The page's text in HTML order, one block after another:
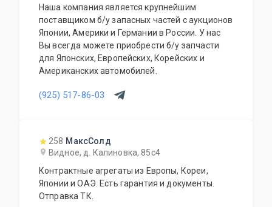
Наша компания является крупнейшим
поставщиком б/у запасных частей с аукционов
Японии, Америки и Германии в России. У нас
Вы всегда можете приобрести б/у запчасти
для Японских, Европейских, Корейских и
Американских автомобилей.
(925) 517-86-03
258 МаксСолд
Видное, д. Калиновка, 85с4
Контрактные агрегаты из Европы, Кореи,
Японии и ОАЭ. Есть гарантия и документы.
Отправка ТК.